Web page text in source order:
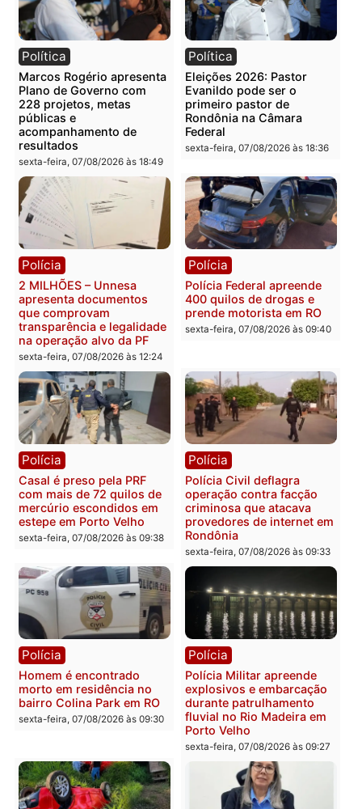
Categorias
Política
Você também vai querer ler...
Política
Marcos Rogério apresenta
Plano de Governo com
228 projetos, metas
públicas e
acompanhamento de
resultados
sexta-feira, 07/08/2026 às 18:49
Política
Eleições 2026: Pastor
Evanildo pode ser o
primeiro pastor de
Rondônia na Câmara
Federal
Polícia
2 MILHÕES – Unnesa
apresenta documentos
que comprovam
na operação alvo da PF
sexta-feira, 07/08/2026 às 12:24
Polícia
Polícia Federal apreende
400 quilos de drogas e
prende motorista em RO
sexta-feira, 07/08/2026 às
Polícia
Casal é preso pela PRF
estepe em Porto Velho
sexta-feira, 07/08/2026 às 09:38
Polícia
Polícia Civil deflagra
operação contra facção
criminosa que atacava
provedores de internet
Rondônia
sexta-feira, 07/08/2026 às